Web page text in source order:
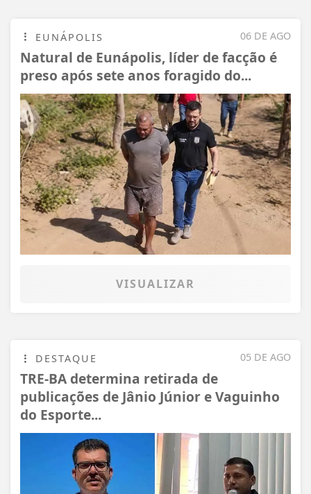
06 DE AGO
EUNÁPOLIS
Natural de Eunápolis, líder de facção é
preso após sete anos foragido do...
VISUALIZAR
05 DE AGO
DESTAQUE
TRE-BA determina retirada de
publicações de Jânio Júnior e Vaguinho
do Esporte...